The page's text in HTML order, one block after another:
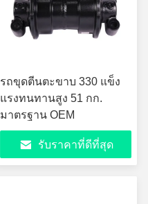
รถขุดตีนตะขาบ 330 แข็ง
แรงทนทานสูง 51 กก.
มาตรฐาน OEM
รับราคาที่ดีที่สุด